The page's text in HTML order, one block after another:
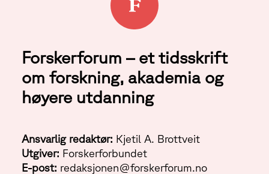
Forskerforum – et tidsskrift
om forskning, akademia og
høyere utdanning
Ansvarlig redaktør: Kjetil A. Brottveit
Utgiver: Forskerforbundet
E-post: redaksjonen@forskerforum.no